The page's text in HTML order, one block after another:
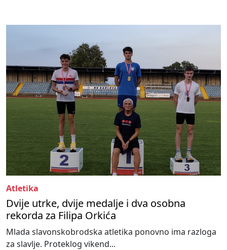
Atletika
Dvije utrke, dvije medalje i dva osobna
rekorda za Filipa Orkića
Mlada slavonskobrodska atletika ponovno ima razloga
za slavlje. Proteklog vikend...